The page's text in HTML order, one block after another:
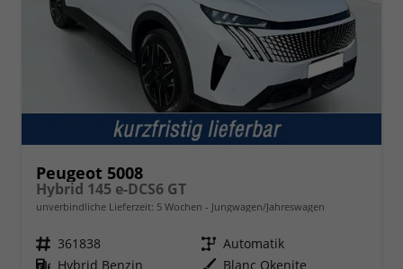
Peugeot 5008
Hybrid 145 e-DCS6 GT
unverbindliche Lieferzeit: 5 Wochen Jungwagen/Jahreswagen
Fahrzeugnr. 361838 Getriebe Automatik
Kraftstoff Hybrid Benzin Außenfarbe Blanc Okenite